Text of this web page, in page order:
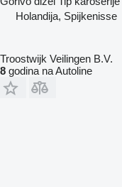
Holandija, Spijkenisse
Troostwijk Veilingen B.V.
8 godina na Autoline